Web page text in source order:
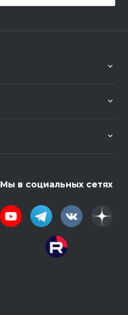
Мы в социальных сетях